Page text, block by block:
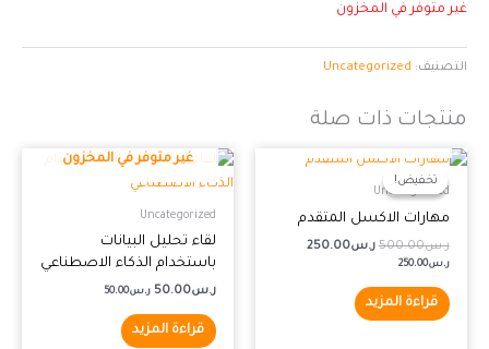
غير متوفر في المخزون
التصنيف: Uncategorized
منتجات ذات صلة
تخفيض!
تخفيض!
Uncategorized
مهارات الاكسل المتقدم
ر.س500.00
السعر
هو:
ر.س500.00.
ر.س250.00
ر.س250.00
قراءة المزيد
غير متوفر في المخزون
Uncategorized
لقاء تحليل البيانات
باستخدام الذكاء الاصطناعي
ر.س50.00 ر.س50.00
قراءة المزيد